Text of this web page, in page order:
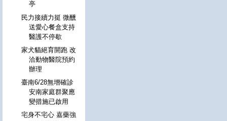
亭
民力接續力挺 微醺
送愛心餐盒支持
醫護不停歇
家犬貓絕育開跑 改
洽動物醫院預約
辦理
臺南6/28無增確診
安南家庭群聚應
變措施已啟用
宅身不宅心 嘉藥強